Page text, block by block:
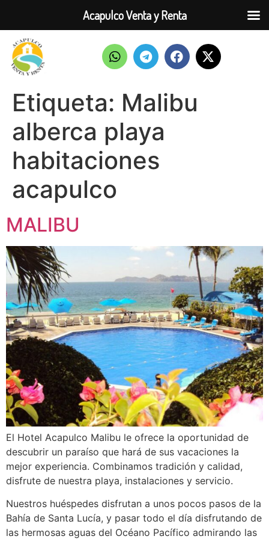
Etiqueta: Malibu
alberca playa
habitaciones
acapulco
MALIBU
El Hotel Acapulco Malibu le ofrece la oportunidad de
descubrir un paraíso que hará de sus vacaciones la
mejor experiencia. Combinamos tradición y calidad,
disfrute de nuestra playa, instalaciones y servicio.
Nuestros huéspedes disfrutan a unos pocos pasos de la
Bahía de Santa Lucía, y pasar todo el día disfrutando de
las hermosas aguas del Océano Pacífico admirando las
Acapulco Venta y Renta